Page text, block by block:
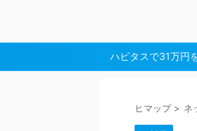
ハピタスで31万円
ヒマップ> ネ